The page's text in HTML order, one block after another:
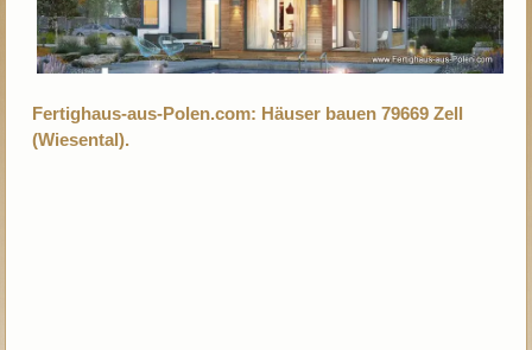
Fertighaus-aus-Polen.com: Häuser bauen 79669 Zell
(Wiesental).